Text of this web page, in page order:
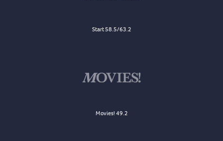
Start 58.5/63.2
Movies! 49.2